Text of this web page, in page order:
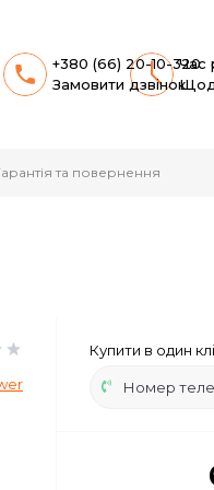
+380 (66) 20-10-320
Замовити дзвінок
Час
та повернення
Купити в один